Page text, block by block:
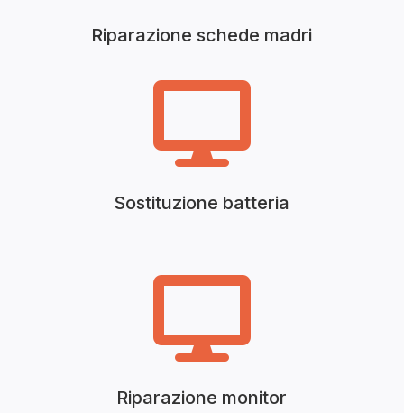
Riparazione schede madri

Sostituzione batteria

Riparazione monitor